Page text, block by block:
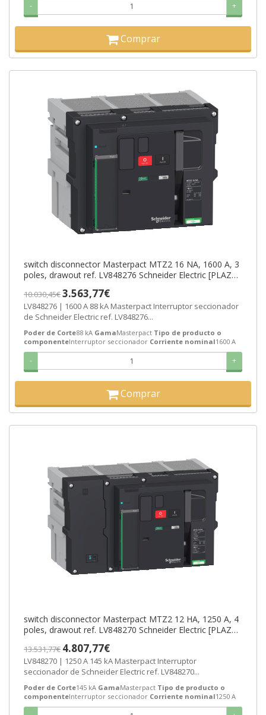
- +
Comprar
switch disconnector Masterpact MTZ2 16 NA, 1600 A, 3
poles, drawout ref. LV848276 Schneider Electric [PLAZO
10.030,45€3.563,77€
LV848276 | 1600 A 88 kA Masterpact Interruptor seccionador
de Schneider Electric ref. LV848276...
Poder de Corte88 kA GamaMasterpact Tipo de producto o
componenteInterruptor seccionador Corriente nominal1600 A
- +
Comprar
switch disconnector Masterpact MTZ2 12 HA, 1250 A, 4
poles, drawout ref. LV848270 Schneider Electric [PLAZO
13.531,77€ 4.807,77€
LV848270 | 1250 A 145 kA Masterpact Interruptor
seccionador de Schneider Electric ref. LV848270...
Poder de Corte145 kA GamaMasterpact Tipo de producto o
componenteInterruptor seccionador Corriente nominal1250 A